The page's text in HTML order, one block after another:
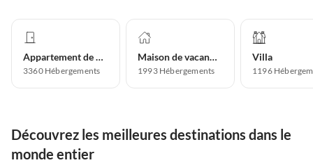
Appartement de vacances
3360 Hébergements
Maison de vacances
1993 Hébergements
Villa
1196
Découvrez les meilleures destinations dans le
monde entier